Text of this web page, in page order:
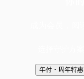
年付・周年特惠